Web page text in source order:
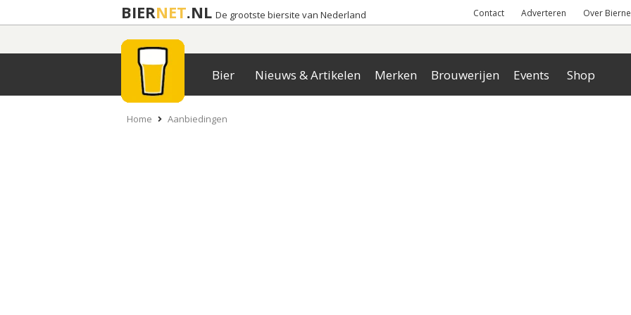
BIERNET.NL De grootste biersite van Nederland Contact Adverteren Over
Bier Nieuws & Artikelen Merken Brouwerijen Events Shop
Home Aanbiedingen